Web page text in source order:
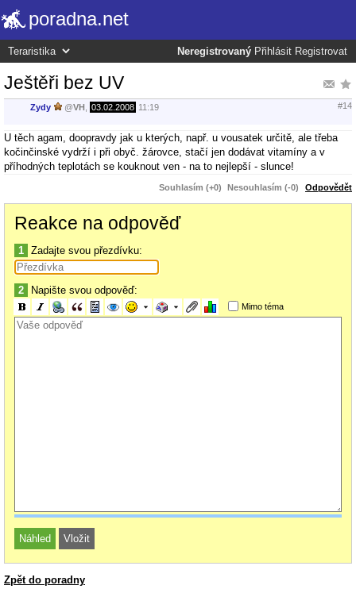
poradna.net
Neregistrovaný Přihlásit Registrovat
Ještěři bez UV
Zydy @VH 03.02.2008 11:19 #14
U těch agam, doopravdy jak u kterých, např. u vousatek určitě, ale třeba
kočinčinské vydrží i při obyč. žárovce, stačí jen dodávat vitamíny a v
příhodných teplotách se kouknout ven - na to nejlepší - slunce!
Souhlasím (+0) Nesouhlasím (-0) Odpovědět
Reakce na odpověď
1 Zadajte svou přezdívku:
2 Napište svou odpověď:
Mimo téma
Zpět do poradny